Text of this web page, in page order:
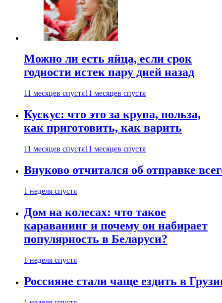
Можно ли есть яйца, если срок
годности истек пару дней назад
11 месяцев спустя11 месяцев спустя
Кускус: что это за крупа, польза,
как приготовить, как варить
11 месяцев спустя11 месяцев спустя
Внуково отчитался об отправке
1 неделя спустя
Дом на колесах: что такое
караванинг и почему он набирает
популярность в Беларуси?
1 неделя спустя
Россияне стали чаще ездить в